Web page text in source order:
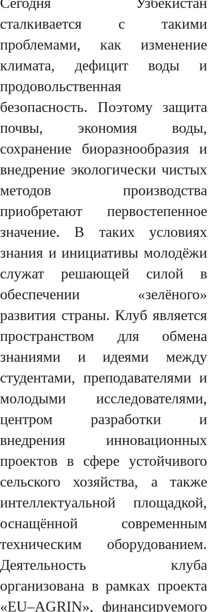
сталкивается с такими
проблемами, как изменение
климата, дефицит воды и
продовольственная
безопасность. Поэтому защита
почвы, экономия воды,
сохранение биоразнообразия и
внедрение экологически чистых
методов производства
приобретают первостепенное
значение. В таких условиях
знания и инициативы молодёжи
служат решающей силой в
обеспечении «зелёного»
развития страны. Клуб является
пространством для обмена
знаниями и идеями между
студентами, преподавателями и
молодыми исследователями,
центром разработки и
внедрения инновационных
проектов в сфере устойчивого
сельского хозяйства, а также
интеллектуальной площадкой,
оснащённой современным
техническим оборудованием.
Деятельность клуба
организована в рамках проекта
«EU–AGRIN», финансируемого